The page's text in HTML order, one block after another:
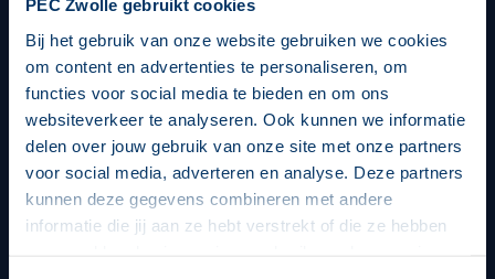
PEC Zwolle gebruikt cookies
Bij het gebruik van onze website gebruiken we cookies
om content en advertenties te personaliseren, om
functies voor social media te bieden en om ons
websiteverkeer te analyseren. Ook kunnen we informatie
delen over jouw gebruik van onze site met onze partners
voor social media, adverteren en analyse. Deze partners
kunnen deze gegevens combineren met andere
informatie die jij aan ze hebt verstrekt of die ze hebben